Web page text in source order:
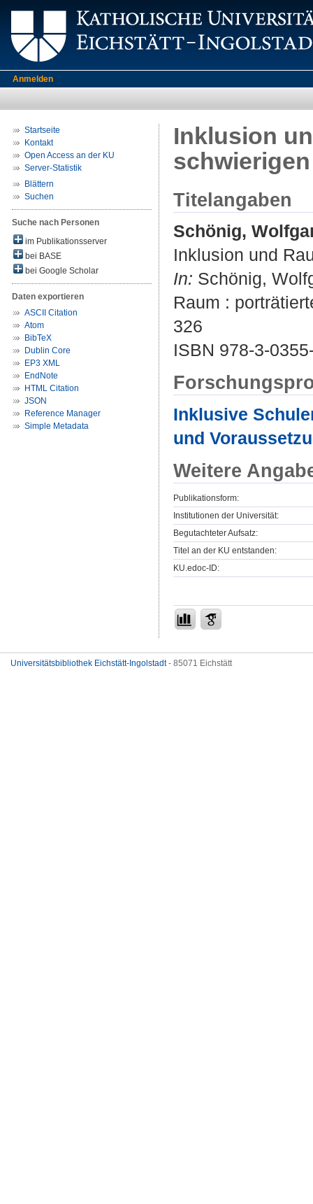
Anmelden
Startseite
Kontakt
Open Access an der KU
Server-Statistik
Blättern
Suchen
Suche nach Personen
im Publikationsserver
bei BASE
bei Google Scholar
Daten exportieren
ASCII Citation
Atom
BibTeX
Dublin Core
EP3 XML
EndNote
HTML Citation
JSON
Reference Manager
Simple Metadata
Inklusion
Titelangaben
Schönig,
Inklusion und
In: Schönig,
Raum :
326
ISBN 978-3-
Inklusive
und
Weitere
Publikationsform:
Institutionen der Universität:
Begutachteter Aufsatz:
Titel an der KU entstanden:
KU.edoc-ID:
Universitätsbibliothek Eichstätt-Ingolstadt- 85071 Eichstätt